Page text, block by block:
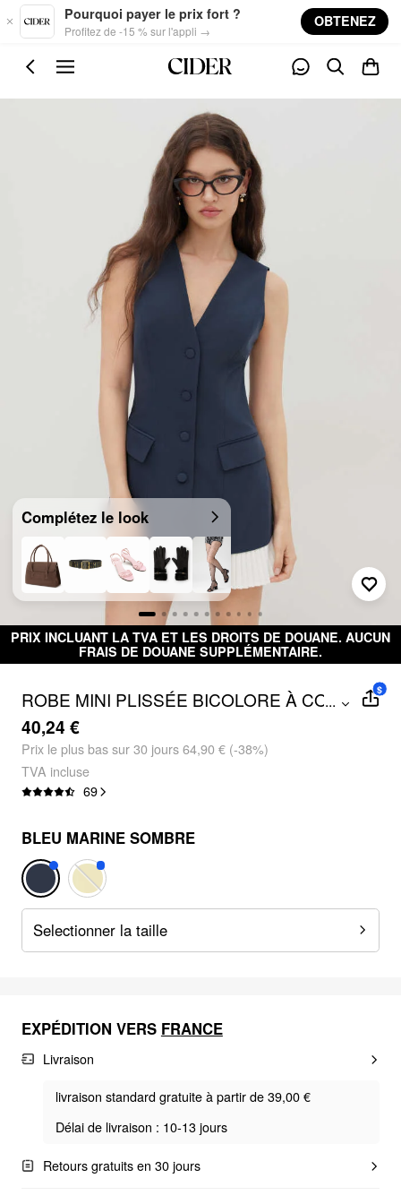
Skip to main content
Pourquoi payer le prix fort ?
Profitez de -15 % sur l'appli →
OBTENEZ
Complétez le look
PRIX INCLUANT LA TVA ET LES DROITS DE DOUANE. AUCUN
FRAIS DE DOUANE SUPPLÉMENTAIRE.
ROBE MINI PLISSÉE BICOLORE À COL
V
...
40,24 €
Prix ​​le plus bas sur 30 jours 64,90 € (-38%)
TVA incluse
69
$
BLEU MARINE SOMBRE
Selectionner la taille
EXPÉDITION VERS FRANCE
Livraison
livraison standard gratuite à partir de 39,00 €
Délai de livraison : 10-13 jours
Retours gratuits en 30 jours